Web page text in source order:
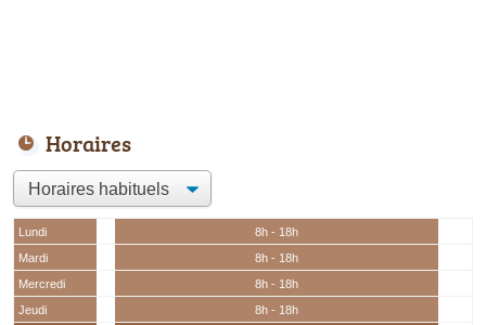
Horaires
Lundi
8h - 18h
Mardi
8h - 18h
Mercredi
8h - 18h
Jeudi
8h - 18h